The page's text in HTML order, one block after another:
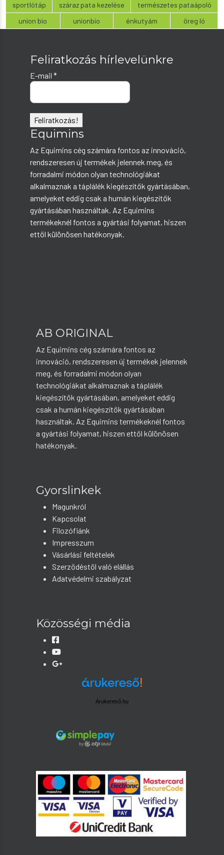
sportlótáp
száraz pata kezelése
természetes pataápoló
union bio
unionbio énkutyám öreg ló
Feliratkozás hírlevelünkre
E-mail *
Equimins
Az Equimins cég számára fontos az innováció,
rendszeresen új termékek jelennek meg, és
forradalmi módon olyan technológiákat
alkalmaznak a táplálék kiegészítők gyártásában,
amelyeket eddig csak a humán kiegészítők
gyártásában használtak. Az Equimins
termékeknél fontos a gyártási folyamat, hiszen
ettől különösen hatékonyak.
AB ORIGINAL
Az Equimins cég számára fontos az
innováció, rendszeresen új termékek jelennek
meg, és forradalmi módon olyan
technológiákat alkalmaznak a táplálék
kiegészítők gyártásában, amelyeket eddig
csak a humán kiegészítők gyártásában
használtak. Az Equimins termékeknél fontos
a gyártási folyamat, hiszen ettől különösen
hatékonyak.
Gyorslinkek
Magunkról
Kapcsolat
Filozófiánk
Impresszum
Vásárlási feltételek
Szerződéstől való elállás
Adatvédelmi szabályzat
Közösségi média
Árukereső.hu